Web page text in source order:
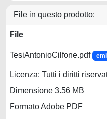
File in questo prodotto:
File
TesiAntonioCilfone.pdf
Licenza: Tutti i diritti
Dimensione 3.56 MB
Formato Adobe PDF